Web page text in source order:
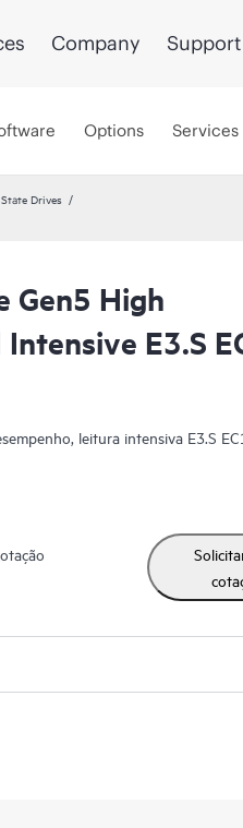
Company Support
Options Services
Drives
Gen5 High
E3.S
leitura intensiva E3.S